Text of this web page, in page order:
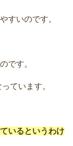
すいのです。
です。
ています。
いるというわけ